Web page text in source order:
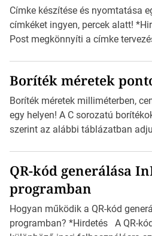
Címke készítése és nyomtatása
címkéket ingyen, percek alatt!
Post megkönnyíti a címke
igazán foroghatnak a kreatív
zajlik a saját címke készítése.
Válasszon méretet és alakot:
méretét. Akár néhány […]
Boríték méretek
Boríték méretek milliméterben,
egy helyen! A C sorozatú
szerint az alábbi táblázatban
mutatja az A4-es papírlaphoz
észak-amerikai boríték méretére
vonatkozik. Boríték méretének
QR-kód generálása
programban
Hogyan működik a QR-kód
programban? *Hirdetés A QR-